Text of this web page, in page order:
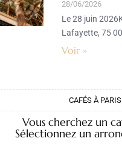
28/06/2026
Le 28 juin
Lafayette, 75
Voir »
CAFÉS À PARIS
Vous cherchez un
Sélectionnez un